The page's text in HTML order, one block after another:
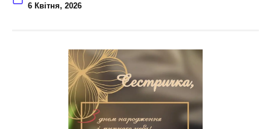
6 Квітня, 2026